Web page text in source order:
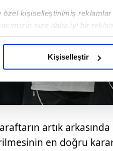
kişiselleştirilmiş
size daha iyi bir
çabayı gösterdiğimizi ve bu
Sitemizde kendimize
sınırlı olarak açık
Kişiselleştir
artık arkasında
en doğru